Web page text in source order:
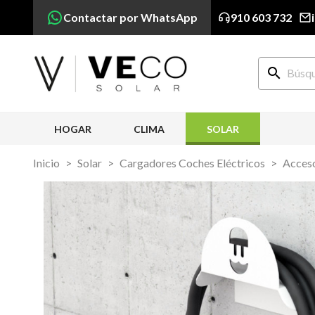
Contactar por WhatsApp 910 603 732
search
HOGAR CLIMA SOLAR
Inicio Solar Cargadores Coches Eléctricos